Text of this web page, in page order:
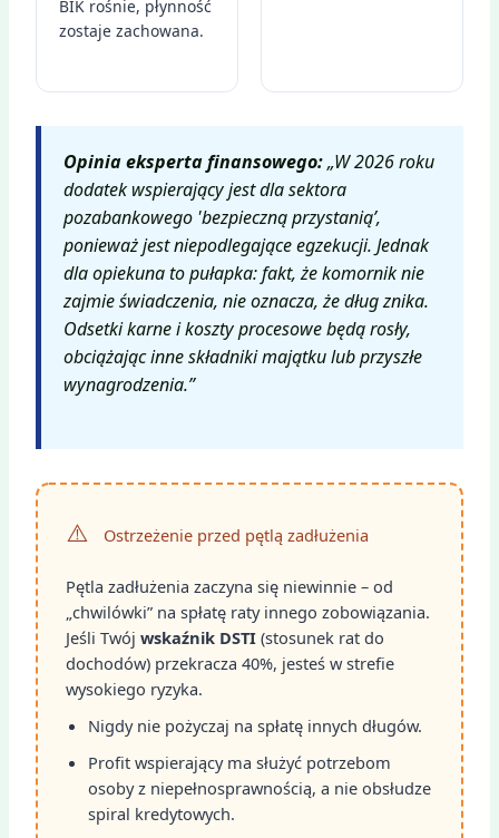
BIK rośnie, płynność
zostaje zachowana.
Opinia eksperta finansowego:„W 2026 roku
dodatek wspierający jest dla sektora
pozabankowego 'bezpieczną przystanią’,
ponieważ jest niepodlegające egzekucji. Jednak
dla opiekuna to pułapka: fakt, że komornik nie
zajmie świadczenia, nie oznacza, że dług znika.
Odsetki karne i koszty procesowe będą rosły,
obciążając inne składniki majątku lub przyszłe
wynagrodzenia.”
⚠️ Ostrzeżenie przed pętlą zadłużenia
Pętla zadłużenia zaczyna się niewinnie – od
„chwilówki” na spłatę raty innego zobowiązania.
Jeśli Twój wskaźnik DSTI(stosunek rat do
dochodów) przekracza 40%, jesteś w strefie
wysokiego ryzyka.
Nigdy nie pożyczaj na spłatę innych długów.
Profit wspierający ma służyć potrzebom
osoby z niepełnosprawnością, a nie obsłudze
spiral kredytowych.